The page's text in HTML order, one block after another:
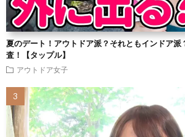
夏のデート！アウトドア派？それともインドア派
査！【タップル】
アウトドア女子